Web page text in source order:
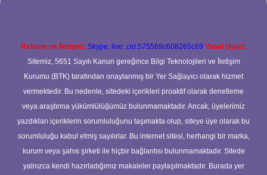
Reklam ve İletişim: Skype: live:.cid.575569c608265c69 Yasal Uyarı:
Sitemiz, 5651 Sayılı Kanun gereğince Bilgi Teknolojileri ve İletişim
Kurumu (BTK) tarafından onaylanmış bir Yer Sağlayıcı olarak hizmet
vermektedir. Bu nedenle, sitedeki içerikleri proaktif olarak denetleme
veya araştırma yükümlülüğümüz bulunmamaktadır. Ancak, üyelerimiz
yazdıkları içeriklerin sorumluluğunu taşımakta olup, siteye üye olarak bu
sorumluluğu kabul etmiş sayılırlar. Bu internet sitesi, herhangi bir marka,
kurum veya şahıs şirketi ile hiçbir bağlantısı bulunmamaktadır. Sitede
yalnızca kendi hazırladığımız makaleler paylaşılmaktadır. Burada yer